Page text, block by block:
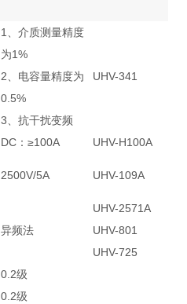
1、介质测量精度
为1%
2、电容量精度为
0.5%
3、抗干扰变频
UHV-341
DC：≥100A UHV-H100A
2500V/5A UHV-109A
UHV-2571A
异频法
UHV-801
UHV-725
0.2级
0.2级